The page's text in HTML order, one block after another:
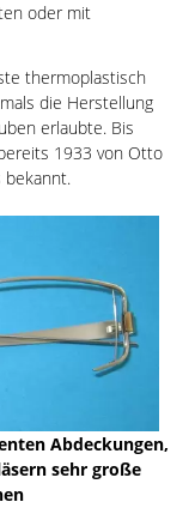
oder mit
thermoplastisch
die Herstellung
erlaubte. Bis
1933 von Otto
bekannt.
Abdeckungen,
sehr große